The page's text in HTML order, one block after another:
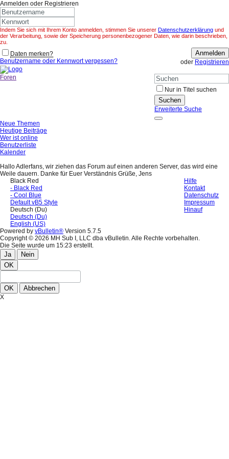
Anmelden oder Registrieren
Indem Sie sich mit Ihrem Konto anmelden, stimmen Sie unserer Datenschutzerklärung und
der Verarbeitung, sowie der Speicherung personenbezogener Daten, wie darin beschrieben,
zu.
Daten merken? Anmelden
Benutzername oder Kennwort vergessen? oder Registrieren
Nur in Titel suchen
Suchen
Erweiterte Suche
Foren
Neue Themen
Heutige Beiträge
Wer ist online
Benutzerliste
Kalender
Hallo Adlerfans, wir ziehen das Forum auf einen anderen Server, das wird eine
Weile dauern. Danke für Euer Verständnis Grüße, Jens
Black Red
- Black Red
- Cool Blue
Default vB5 Style
Deutsch (Du)
Deutsch (Du)
English (US)
Hilfe
Kontakt
Datenschutz
Impressum
Hinauf
Powered by vBulletin® Version 5.7.5
Copyright © 2026 MH Sub I, LLC dba vBulletin. Alle Rechte vorbehalten.
Die Seite wurde um 15:23 erstellt.
Ja
Nein
OK
OK Abbrechen
X